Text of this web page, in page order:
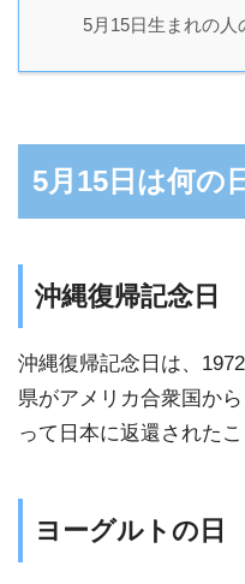
5月15日生まれの人
5月15日は何の
沖縄復帰記念日
沖縄復帰記念日は、
県がアメリカ合衆国か
って日本に返還された
ヨーグルトの日